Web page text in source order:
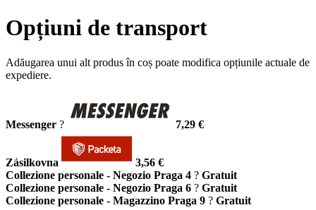
Opțiuni de transport
Adăugarea unui alt produs în coș poate modifica opțiunile actuale de
expediere.
Messenger ? 7,29 €
Zásilkovna
3,56 €
Collezione personale - Negozio Praga 4 ? Gratuit
Collezione personale - Negozio Praga 6 ? Gratuit
Collezione personale - Magazzino Praga 9 ? Gratuit